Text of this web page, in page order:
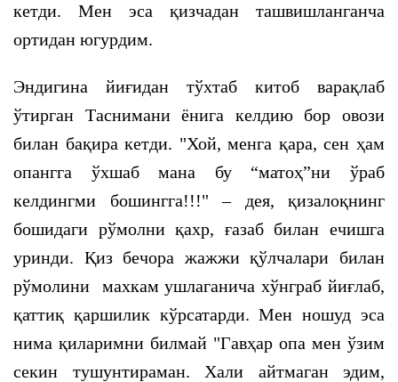
кетди. Мен эса қизчадан ташвишланганча
ортидан югурдим.
Эндигина йиғидан тўхтаб китоб варақлаб
ўтирган Таснимани ёнига келдию бор овози
билан бақира кетди. "Хой, менга қара, сен ҳам
опангга ўхшаб мана бу “матоҳ”ни ўраб
келдингми бошингга!!!" – дея, қизалоқнинг
бошидаги рўмолни қахр, ғазаб билан ечишга
уринди. Қиз бечора жажжи қўлчалари билан
рўмолини махкам ушлаганича хўнграб йиғлаб,
қаттиқ қаршилик кўрсатарди. Мен ношуд эса
нима қиларимни билмай "Гавҳар опа мен ўзим
секин тушунтираман. Хали айтмаган эдим,